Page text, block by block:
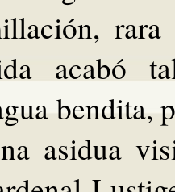
acabó
bendita,
asidua